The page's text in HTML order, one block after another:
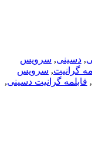
, دسینی, سرویس
گرانيت, سرویس
, قابلمه گرانیت دسینی,